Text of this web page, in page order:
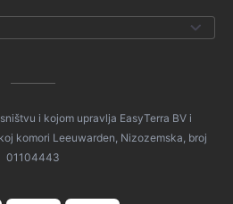
i kojom upravlja EasyTerra BV i
komori Leeuwarden, Nizozemska, broj
01104443